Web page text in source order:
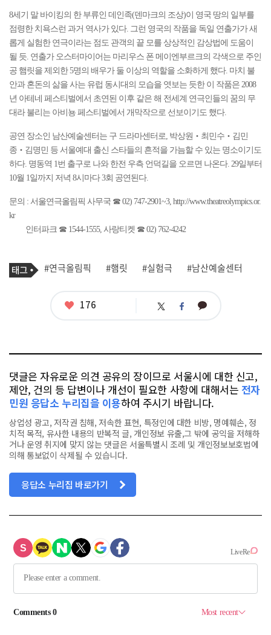
8세기 말 바이킹의 한 부류인 데인족(덴마크의 조상)이 영국 땅의 일부를
점령한 치욕스런 과거 역사가 있다. 그런 영국의 작품을 독일 연출가가 새
롭게 실험한 연극이라는 점도 관객의 끝 모를 상상적인 감상법에 도움이
될 듯. 연출가 오스터마이어는 마리우스 폰 메이엔부르크의 각색으로 주인
공 햄릿을 제외한 5명의 배우가 둘 이상의 역할을 소화하게 했다. 마치 불
안과 혼돈의 삶을 사는 유럽 동시대의 모습을 엿보는 듯한 이 작품은 2008
년 아테네 페스티벌에서 초연된 이후 같은 해 전세계 연극인들의 꿈의 무
대라 불리는 아비뇽 페스티벌에서 개막작으로 선보이기도 했다.
공연 장소인 남산예술센터는 구 드라마센터로, 박상원‧최민수‧김민
종‧김명민 등 서울예대 출신 스타들의 흔적을 가늠할 수 있는 명소이기도
하다. 명동역 1번 출구로 나와 한전 우측 언덕길을 오르면 나온다. 29일부터
10월 1일까지 저녁 8시마다 3회 공연된다.
문의 : 서울연극올림픽 사무국 ☎ 02) 747-2901~3, http://www.theatreolympics.or.
kr
인터파크 ☎ 1544-1555, 사랑티켓 ☎ 02) 762-4242
기
사
태
그
#연극올림픽 #햄릿 #실험극 #남산예술센터
좋
176 트 페 카
댓글은 자유로운 의견 공유의 장이므로 서울시에 대한 신고,
제안, 건의 등 답변이나 개선이 필요한 사항에 대해서는 전자
민원 응답소 누리집을 이용하여 주시기 바랍니다.
상업성 광고, 저작권 침해, 저속한 표현, 특정인에 대한 비방, 명예훼손, 정
치적 목적, 유사한 내용의 반복적 글, 개인정보 유출,그 밖에 공익을 저해하
거나 운영 취지에 맞지 않는 댓글은 서울특별시 조례 및 개인정보보호법에
의해 통보없이 삭제될 수 있습니다.
응답소 누리집 바로가기